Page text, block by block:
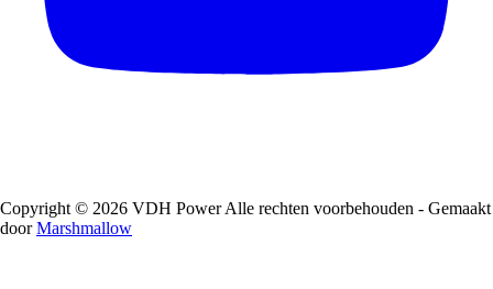
Copyright © 2026 VDH Power Alle rechten voorbehouden - Gemaakt
doorMarshmallow